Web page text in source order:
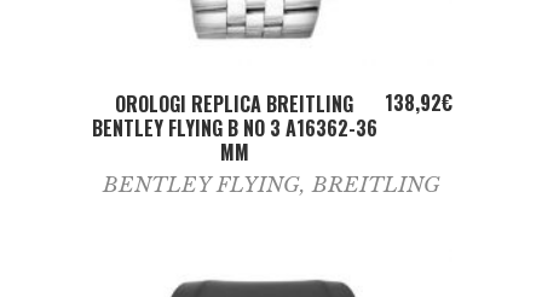
ADD TO CART
OROLOGI REPLICA BREITLING
BENTLEY FLYING B NO 3 A16362-36
MM
138,92€
BENTLEY FLYING,BREITLING